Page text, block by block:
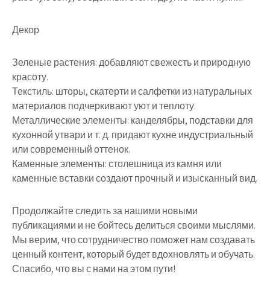
Декор
Зеленые растения: добавляют свежесть и природную
красоту.
Текстиль: шторы, скатерти и салфетки из натуральных
материалов подчеркивают уют и теплоту.
Металлические элементы: канделябры, подставки для
кухонной утвари и т. д. придают кухне индустриальный
или современный оттенок.
Каменные элементы: столешница из камня или
каменные вставки создают прочный и изысканный вид.
Продолжайте следить за нашими новыми
публикациями и не бойтесь делиться своими мыслями.
Мы верим, что сотрудничество поможет нам создавать
ценный контент, который будет вдохновлять и обучать.
Спасибо, что вы с нами на этом пути!